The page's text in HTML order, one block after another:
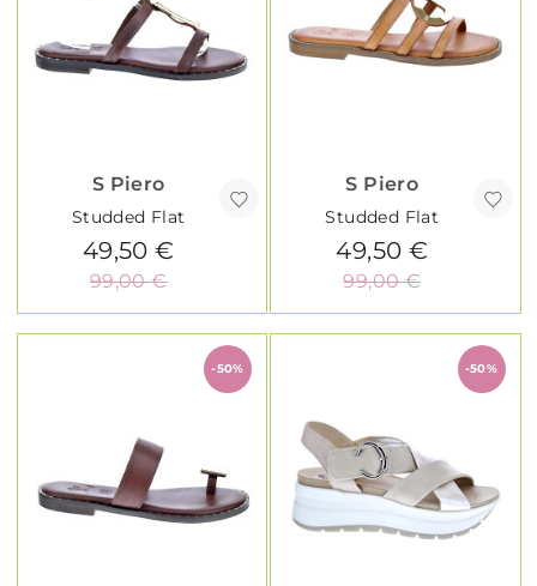
S Piero
Studded Flat
49,50 €
99,00 €
S Piero
Studded Flat
49,50 €
99,00 €
-50% -50%